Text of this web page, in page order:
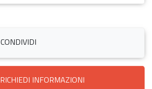
CONDIVIDI
RICHIEDI INFORMAZIONI